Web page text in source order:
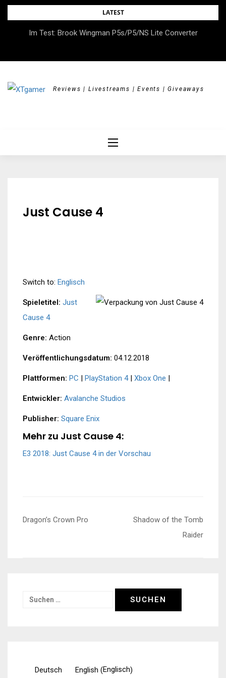
Skip
LATEST
Im Test: Brook Wingman P5s/P5/NS Lite Converter
DOK.fest München 2026 – Empowered, HerStory, Beyond
Reviews | Livestreams | Events | Giveaways
Just Cause 4
Switch to: Englisch
Spieletitel: Just
Cause 4
Genre: Action
Veröffentlichungsdatum: 04.12.2018
Plattformen: PC | PlayStation 4| Xbox One |
Entwickler: Avalanche Studios
Publisher: Square Enix
Mehr zu Just Cause 4:
E3 2018: Just Cause 4 in der Vorschau
Beitragsnavigation
Dragon’s Crown Pro
Shadow of the Tomb
Raider
Suchen
Deutsch English (Englisch)